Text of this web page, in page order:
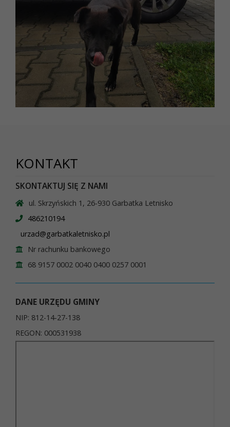
KONTAKT
SKONTAKTUJ SIĘ Z NAMI
ul. Skrzyńskich 1, 26-930 Garbatka Letnisko
486210194
urzad@garbatkaletnisko.pl
Nr rachunku bankowego
68 9157 0002 0040 0400 0257 0001
DANE URZĘDU GMINY
NIP: 812-14-27-138
REGON: 000531938